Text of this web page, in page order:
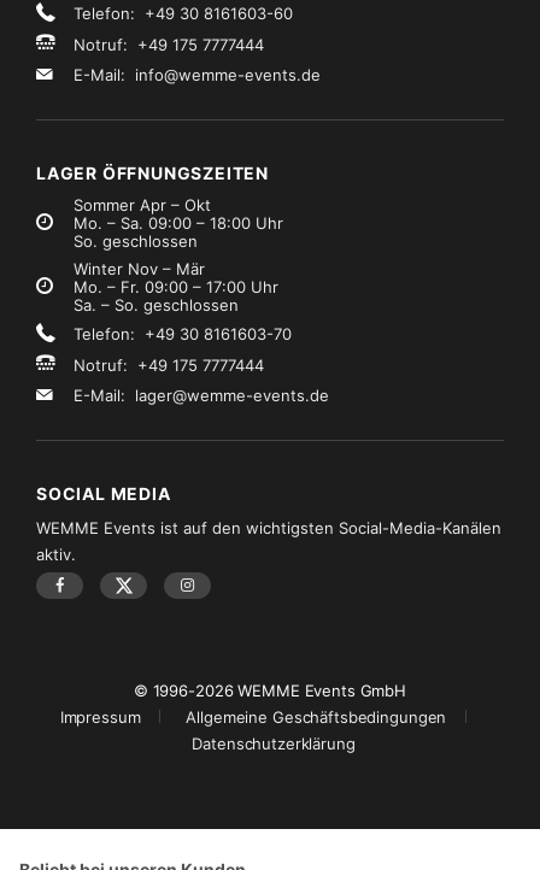
Telefon: +49 30 8161603-60
Notruf: +49 175 7777444
E-Mail: info@wemme-events.de
LAGER ÖFFNUNGSZEITEN
Sommer Apr – Okt
Mo. – Sa. 09:00 – 18:00 Uhr
So. geschlossen
Winter Nov – Mär
Mo. – Fr. 09:00 – 17:00 Uhr
Sa. – So. geschlossen
Telefon: +49 30 8161603-70
Notruf: +49 175 7777444
E-Mail: lager@wemme-events.de
SOCIAL MEDIA
WEMME Events ist auf den wichtigsten Social-Media-Kanälen
aktiv.
© 1996-2026 WEMME Events GmbH
Impressum
Allgemeine Geschäftsbedingungen
Datenschutzerklärung